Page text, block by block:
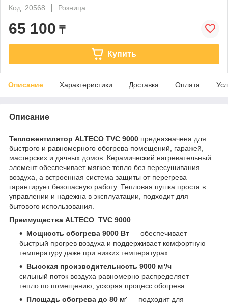
Код: 20568
Розница
65 100 ₸
Купить
Описание Характеристики Доставка Оплата
Описание
Тепловентилятор ALTECO TVC 9000 предназначена для
быстрого и равномерного обогрева помещений, гаражей,
мастерских и дачных домов. Керамический нагревательный
элемент обеспечивает мягкое тепло без пересушивания
воздуха, а встроенная система защиты от перегрева
гарантирует безопасную работу. Тепловая пушка проста в
управлении и надежна в эксплуатации, подходит для
бытового использования.
Преимущества ALTECO TVC 9000
Мощность обогрева 9000 Вт — обеспечивает
быстрый прогрев воздуха и поддерживает комфортную
температуру даже при низких температурах.
Высокая производительность 9000 м³/ч —
сильный поток воздуха равномерно распределяет
тепло по помещению, ускоряя процесс обогрева.
Площадь обогрева до 80 м² — подходит для